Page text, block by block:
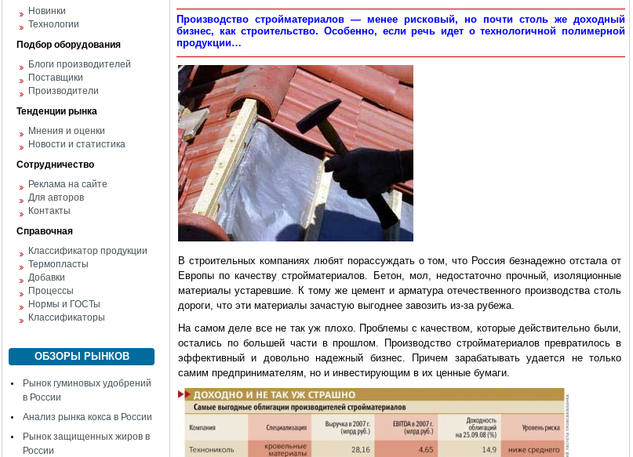
Новинки
Технологии
Подбор оборудования
Блоги производителей
Поставщики
Производители
Тенденции рынка
Мнения и оценки
Новости и статистика
Сотрудничество
Реклама на сайте
Для авторов
Контакты
Справочная
Классификатор продукции
Термопласты
Добавки
Процессы
Нормы и ГОСТы
Классификаторы
ОБЗОРЫ РЫНКОВ
Рынок гуминовых удобрений
в России
Анализ рынка кокса в России
Рынок защищенных жиров в
России
Производство стройматериалов — менее рисковый, но почти столь же доходный
бизнес, как строительство. Особенно, если речь идет о технологичной полимерной
продукции…
В строительных компаниях любят порассуждать о том, что Россия безнадежно отстала от
Европы по качеству стройматериалов. Бетон, мол, недостаточно прочный, изоляционные
материалы устаревшие. К тому же цемент и арматура отечественного производства столь
дороги, что эти материалы зачастую выгоднее завозить из-за рубежа.
На самом деле все не так уж плохо. Проблемы с качеством, которые действительно были,
остались по большей части в прошлом. Производство стройматериалов превратилось в
эффективный и довольно надежный бизнес. Причем зарабатывать удается не только
самим предпринимателям, но и инвестирующим в их ценные бумаги.